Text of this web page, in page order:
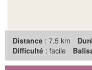
Distance : 7.5 km
Difficulté : facile